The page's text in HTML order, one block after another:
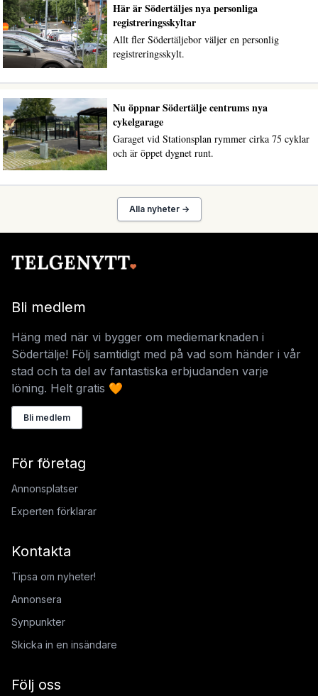
Här är Södertäljes nya personliga
registreringsskyltar
Allt fler Södertäljebor väljer en personlig
registreringsskylt.
Nu öppnar Södertälje centrums nya
cykelgarage
Garaget vid Stationsplan rymmer cirka 75 cyklar
och är öppet dygnet runt.
Alla nyheter →
Bli medlem
Häng med när vi bygger om mediemarknaden i
Södertälje! Följ samtidigt med på vad som händer i vår
stad och ta del av fantastiska erbjudanden varje
löning. Helt gratis 🧡
Bli medlem
För företag
Annonsplatser
Experten förklarar
Kontakta
Tipsa om nyheter!
Annonsera
Synpunkter
Skicka in en insändare
Följ oss